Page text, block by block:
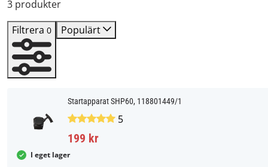
3 produkter
Filtrera 0 Populärt
Startapparat SHP60, 118801449/1
5
199 kr
I eget lager